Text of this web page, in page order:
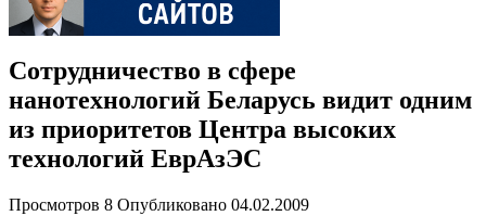
Сотрудничество в сфере
нанотехнологий Беларусь видит одним
из приоритетов Центра высоких
технологий ЕврАзЭС
Просмотров 8 Опубликовано 04.02.2009